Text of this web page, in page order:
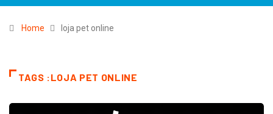
Home loja pet online
TAGS :LOJA PET ONLINE